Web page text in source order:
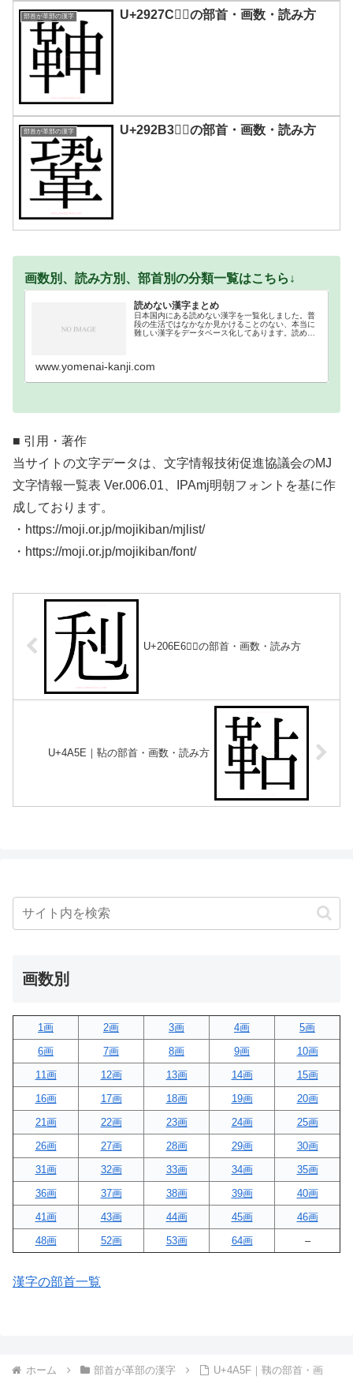
部首が革部の漢字 U+2927C｜𩉼の部首・画数・読み方
部首が革部の漢字 U+292B3｜𩊳の部首・画数・読み方
画数別、読み方別、部首別の分類一覧はこちら↓
読めない漢字まとめ
日本国内にある読めない漢字を一覧化しました。普
段の生活ではなかなか見かけることのない、本当に
難しい漢字をデータベース化してあります。読めな
www.yomenai-kanji.com
■ 引用・著作
当サイトの文字データは、文字情報技術促進協議会のMJ
文字情報一覧表 Ver.006.01、IPAmj明朝フォントを基に作
成しております。
・https://moji.or.jp/mojikiban/mjlist/
・https://moji.or.jp/mojikiban/font/
U+206E6｜𠛦の部首・画数・読み方
U+4A5E｜䩞の部首・画数・読み方
画数別
1画 2画 3画 4画
5画
6画
7画 8画 9画
10画
11画
12画 13画 14画
15画
16画
17画 18画 19画
20画
21画
22画 23画 24画
25画
26画
27画 28画 29画
30画
31画
32画 33画 34画
35画
36画
37画 38画 39画
40画
41画
43画 44画 45画
46画
48画
52画 53画 64画 –
漢字の部首一覧
ホーム 部首が革部の漢字 U+4A5F｜䩟の部首・画